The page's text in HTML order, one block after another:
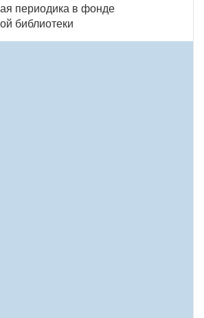
периодика в фонде
библиотеки